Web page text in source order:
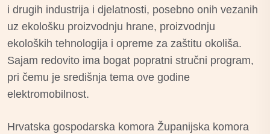
i drugih industrija i djelatnosti, posebno onih vezanih
uz ekološku proizvodnju hrane, proizvodnju
ekoloških tehnologija i opreme za zaštitu okoliša.
Sajam redovito ima bogat popratni stručni program,
pri čemu je središnja tema ove godine
elektromobilnost.
Hrvatska gospodarska komora Županijska komora